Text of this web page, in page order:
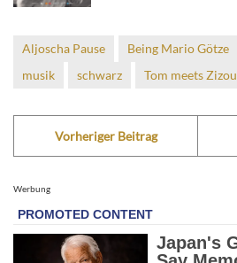
Aljoscha Pause Being Mario Götze
musik
schwarz Tom meets Zizou
Vorheriger Beitrag
Werbung